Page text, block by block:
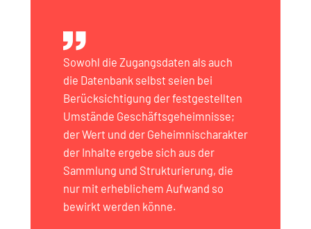
Sowohl die Zugangsdaten als auch
die Datenbank selbst seien bei
Berücksichtigung der festgestellten
Umstände Geschäftsgeheimnisse;
der Wert und der Geheimnischarakter
der Inhalte ergebe sich aus der
Sammlung und Strukturierung, die
nur mit erheblichem Aufwand so
bewirkt werden könne.